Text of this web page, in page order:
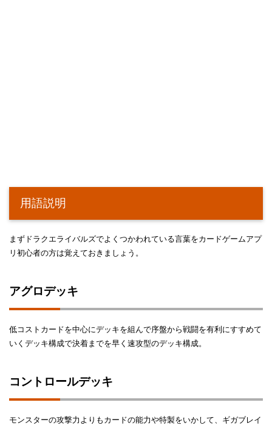
用語説明
まずドラクエライバルズでよくつかわれている言葉をカードゲームアプ
リ初心者の方は覚えておきましょう。
アグロデッキ
低コストカードを中心にデッキを組んで序盤から戦闘を有利にすすめて
いくデッキ構成で決着までを早く速攻型のデッキ構成。
コントロールデッキ
モンスターの攻撃力よりもカードの能力や特製をいかして、ギガブレイ